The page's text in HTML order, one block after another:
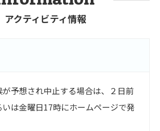
アクティビティ情報
予想され中止する場合は、２日前
は金曜日17時にホームページで発